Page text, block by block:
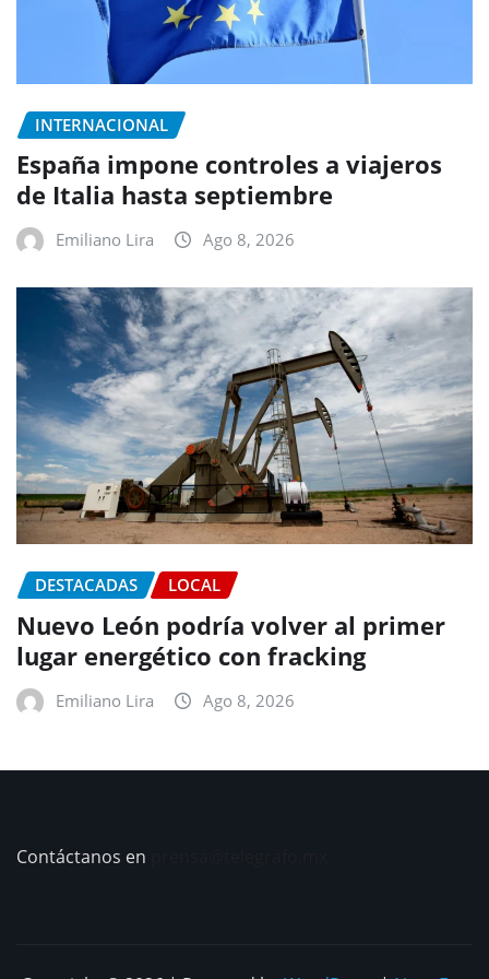
INTERNACIONAL
España impone controles a viajeros
de Italia hasta septiembre
Emiliano Lira Ago 8, 2026
DESTACADAS LOCAL
Nuevo León podría volver al primer
lugar energético con fracking
Emiliano Lira Ago 8, 2026
Contáctanos en